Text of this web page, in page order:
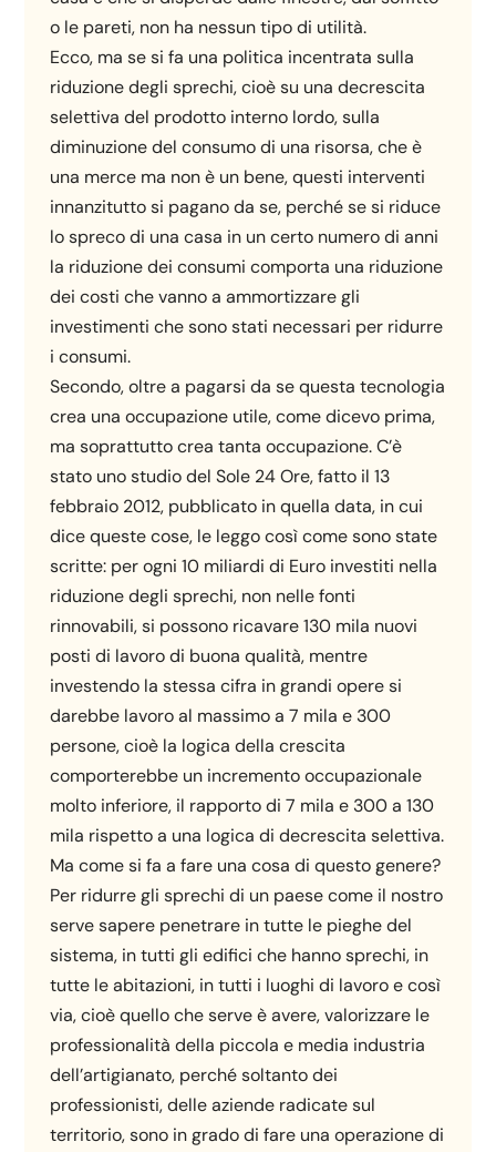
o le pareti, non ha nessun tipo di utilità.
Ecco, ma se si fa una politica incentrata sulla
riduzione degli sprechi, cioè su una decrescita
selettiva del prodotto interno lordo, sulla
diminuzione del consumo di una risorsa, che è
una merce ma non è un bene, questi interventi
innanzitutto si pagano da se, perché se si riduce
lo spreco di una casa in un certo numero di anni
la riduzione dei consumi comporta una riduzione
dei costi che vanno a ammortizzare gli
investimenti che sono stati necessari per ridurre
i consumi.
Secondo, oltre a pagarsi da se questa tecnologia
crea una occupazione utile, come dicevo prima,
ma soprattutto crea tanta occupazione. C’è
stato uno studio del Sole 24 Ore, fatto il 13
febbraio 2012, pubblicato in quella data, in cui
dice queste cose, le leggo così come sono state
scritte: per ogni 10 miliardi di Euro investiti nella
riduzione degli sprechi, non nelle fonti
rinnovabili, si possono ricavare 130 mila nuovi
posti di lavoro di buona qualità, mentre
investendo la stessa cifra in grandi opere si
darebbe lavoro al massimo a 7 mila e 300
persone, cioè la logica della crescita
comporterebbe un incremento occupazionale
molto inferiore, il rapporto di 7 mila e 300 a 130
mila rispetto a una logica di decrescita selettiva.
Ma come si fa a fare una cosa di questo genere?
Per ridurre gli sprechi di un paese come il nostro
serve sapere penetrare in tutte le pieghe del
sistema, in tutti gli edifici che hanno sprechi, in
tutte le abitazioni, in tutti i luoghi di lavoro e così
via, cioè quello che serve è avere, valorizzare le
professionalità della piccola e media industria
dell’artigianato, perché soltanto dei
professionisti, delle aziende radicate sul
territorio, sono in grado di fare una operazione di